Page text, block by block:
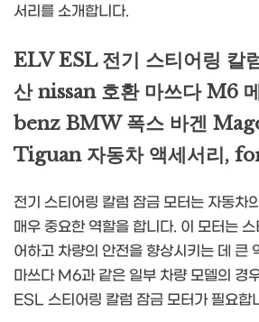
서리를 소개합니다.
ELV ESL 전기 스티어링 칼
산 nissan 호환 마쓰다 M6
benz BMW 폭스 바겐
Tiguan 자동차 액세서리,
전기 스티어링 칼럼 잠금 모터는 자동차
매우 중요한 역할을 합니다. 이 모터는 스
어하고 차량의 안전을 향상시키는 데 큰
마쓰다 M6과 같은 일부 차량 모델의 경
ESL 스티어링 칼럼 잠금 모터가 필요합